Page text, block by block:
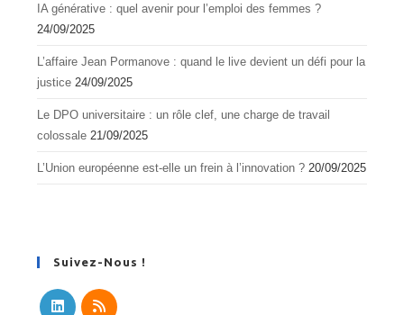
IA générative : quel avenir pour l’emploi des femmes ?
24/09/2025
L’affaire Jean Pormanove : quand le live devient un défi pour la
justice 24/09/2025
Le DPO universitaire : un rôle clef, une charge de travail
colossale 21/09/2025
L’Union européenne est-elle un frein à l’innovation ? 20/09/2025
Suivez-Nous !